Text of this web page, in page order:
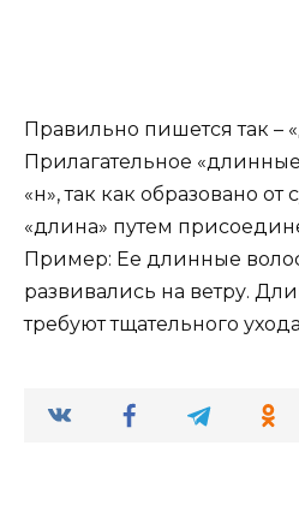
Правильно пишется так –
Прилагательное
«н», так как образовано от
«длина» путем
Пример: Ее длинные
развивались на ветру.
требуют тщательного